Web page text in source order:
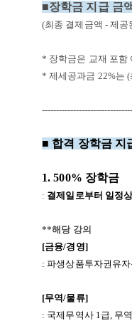
■장학금 지급 금
(최종 결제금액 - 제공
* 장학금은 교재 포함
* 제세공과금 22%는 (
■ 합격 장학금 지
1. 500% 장학금
: 결제일로부터 일정
**해당 강의
[금융/경영]
: 파생상품투자권유
[무역/물류]
: 국제무역사 1급, 무